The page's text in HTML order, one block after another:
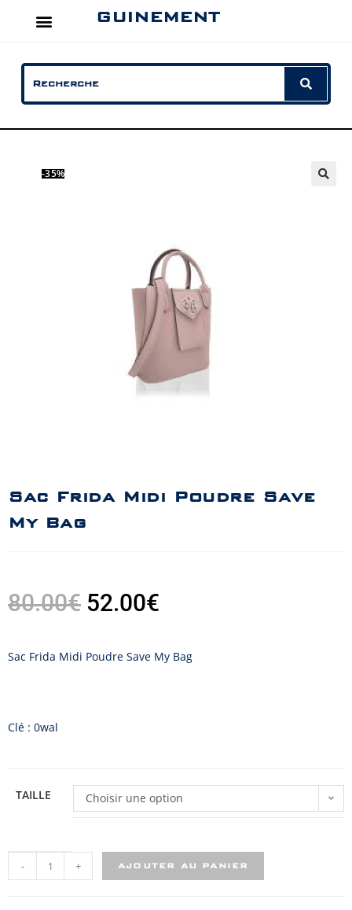
GUINEMENT
-35%
Sac Frida Midi Poudre Save
My Bag
80.00€ 52.00€
Sac Frida Midi Poudre Save My Bag
Clé : 0wal
TAILLE Choisir une option
- + AJOUTER AU PANIER